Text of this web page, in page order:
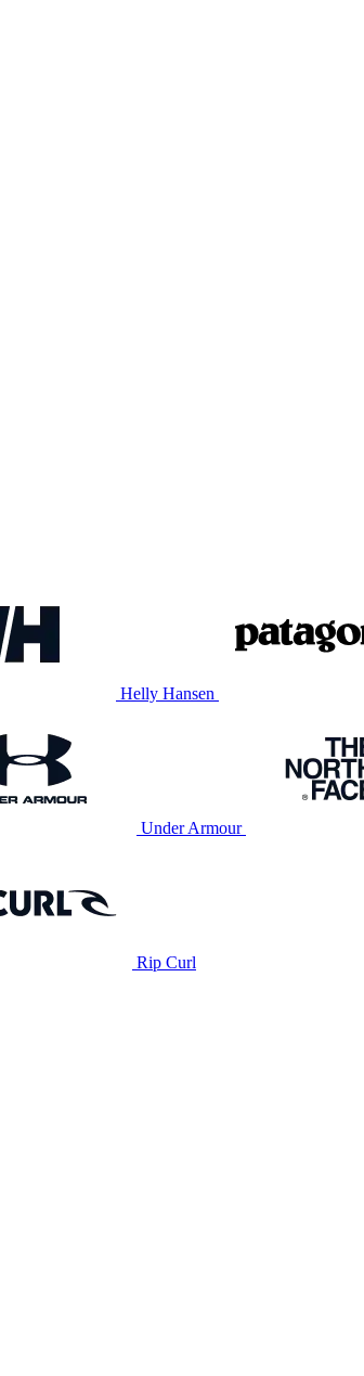
Helly Hansen
Under Armour
Rip Curl